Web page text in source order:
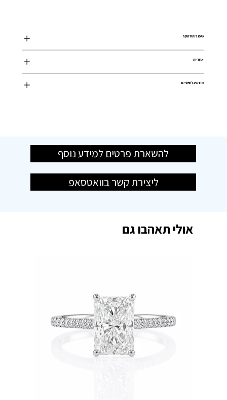
טיפול ותחזוקה
אחריות
מידע על שינויים
להשארת פרטים למידע נוסף
ליצירת קשר בוואטסאפ
אולי תאהבו גם